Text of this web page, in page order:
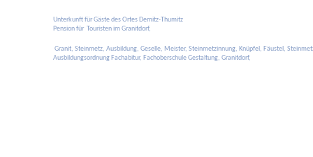
Unterkunft für Gäste des Ortes Demitz-Thumitz
Pension für Touristen im Granitdorf,
Granit, Steinmetz, Ausbildung, Geselle, Meister, Steinmetzinnung, Knüpfel, Fäustel,
Ausbildungsordnung Fachabitur, Fachoberschule Gestaltung, Granitdorf,